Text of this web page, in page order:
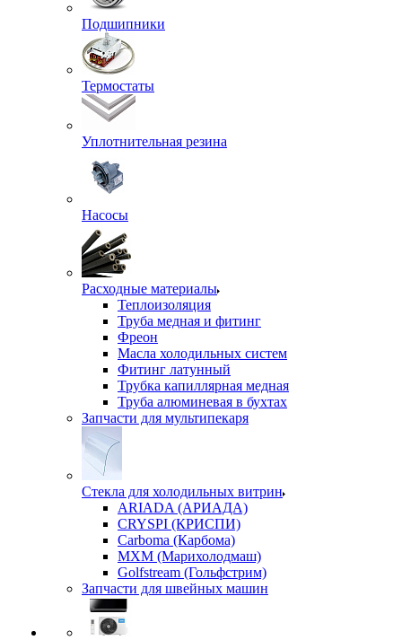
Подшипники
Термостаты
Уплотнительная резина
Насосы
Расходные материалы
Теплоизоляция
Труба медная и фитинг
Фреон
Масла холодильных систем
Фитинг латунный
Трубка капиллярная медная
Труба алюминевая в бухтах
Запчасти для мультипекаря
Стекла для холодильных витрин
ARIADA (АРИАДА)
CRYSPI (КРИСПИ)
Carboma (Карбома)
MXM (Марихолодмаш)
Golfstream (Гольфстрим)
Запчасти для швейных машин